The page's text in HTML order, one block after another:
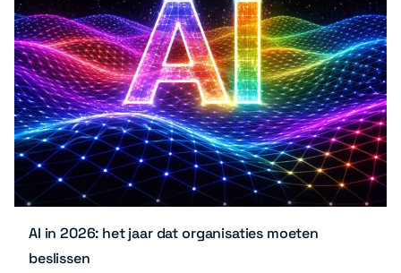
AI in 2026: het jaar dat organisaties moeten
beslissen